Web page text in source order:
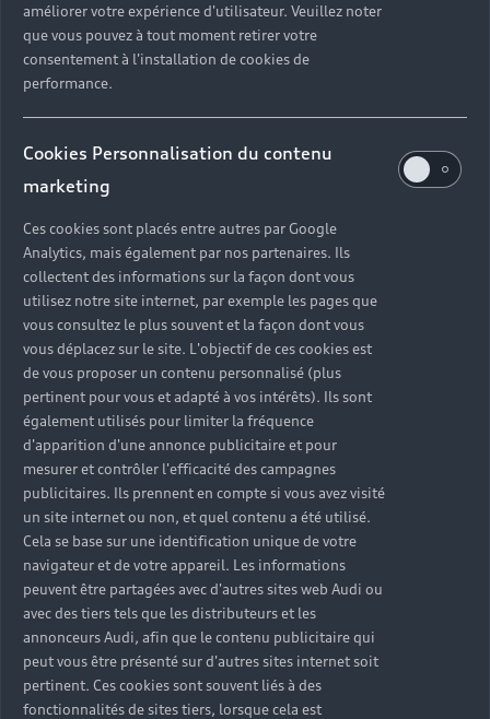
de découverte
L'Audi skysphere concept⁴ a été conçue avec en son
techniques. L'intérieur devient alors un espace de
découverte. En effet, l'Audi skysphere concept4 est
En mode « Grand Touring », lorsque tous les éléments de
commande ont disparu, l'habitacle devient un espace
lumineux et spacieux doté d'un design qui redéfinit le
luxe contemporain. Les fauteuils confortables sont
imprégnés de l'élégance visuelle d'un mobilier design,
tout en remplissant parfaitement leur fonction de sièges
de voiture grâce à des soutiens latéraux et des
fonctionnalités de sécurité inclus. Grâce à leur
positionnement mobile dans l'habitacle, ils offrent une
grande liberté de mouvement et un espace généreux
pour les jambes.
En mode de conduite automatisée⁴ « Grand Touring »,
les passagers ont le choix entre détente à ciel ouvert,
plaisir de profiter du paysage et du vent, ou encore
systèmes d'infodivertissement. Les grandes surfaces
tactiles sur le tablier du poste de conduite et dans la
partie supérieure de la console centrale permettent
améliorer votre expérience d'utilisateur. Veuillez noter
que vous pouvez à tout moment retirer votre
consentement à l'installation de cookies de
performance.
Cookies Personnalisation du contenu
marketing
Ces cookies sont placés entre autres par Google
Analytics, mais également par nos partenaires. Ils
collectent des informations sur la façon dont vous
utilisez notre site internet, par exemple les pages que
vous consultez le plus souvent et la façon dont vous
vous déplacez sur le site. L'objectif de ces cookies est
de vous proposer un contenu personnalisé (plus
pertinent pour vous et adapté à vos intérêts). Ils sont
également utilisés pour limiter la fréquence
d'apparition d'une annonce publicitaire et pour
mesurer et contrôler l'efficacité des campagnes
publicitaires. Ils prennent en compte si vous avez visité
un site internet ou non, et quel contenu a été utilisé.
Cela se base sur une identification unique de votre
navigateur et de votre appareil. Les informations
peuvent être partagées avec d'autres sites web Audi ou
avec des tiers tels que les distributeurs et les
annonceurs Audi, afin que le contenu publicitaire qui
peut vous être présenté sur d'autres sites internet soit
pertinent. Ces cookies sont souvent liés à des
fonctionnalités de sites tiers, lorsque cela est